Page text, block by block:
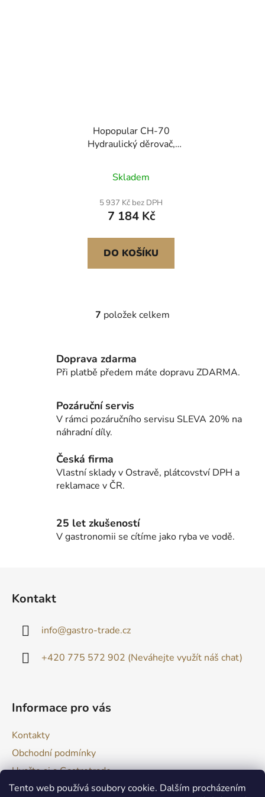
Tento web používá soubory cookie. Dalším procházením
Hopopular CH-70
Hydraulický děrovač,
ploché měděné
elektrické čerpadlo, tvar
L, CP-700 tvar H,
přípojnice CFP-800-1,
wolframová ocel
Skladem
5 937 Kč bez DPH
7 184 Kč
DO KOŠÍKU
O
á
d
í
p
y
p
i
s
7 položek celkem
Doprava zdarma
Při platbě předem máte dopravu ZDARMA.
Pozáruční servis
V rámci pozáručního servisu SLEVA 20% na
náhradní díly.
Česká firma
Vlastní sklady v Ostravě, plátcovství DPH a
reklamace v ČR.
25 let zkušeností
V gastronomii se cítíme jako ryba ve vodě.
Kontakt
info@gastro-trade.cz
+420 775 572 902 (Neváhejte využít náš chat)
Informace pro vás
Kontakty
Obchodní podmínky
Uvařte si s Gastrotrade
Naše produkty - Tipy a triky